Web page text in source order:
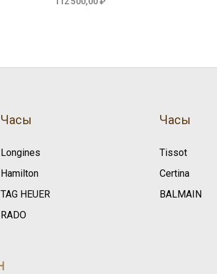
Часы
Longines
Hamilton
TAG HEUER
RADO
Часы
Tissot
Certina
BALMAIN